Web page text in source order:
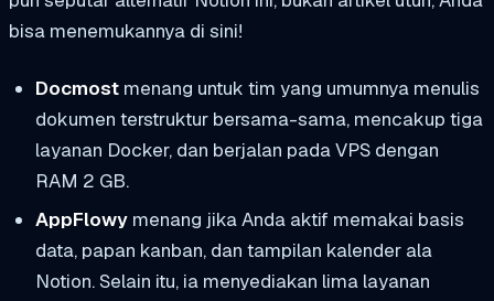
bisa menemukannya di sini!
Docmostmenang untuk tim yang umumnya menulis
dokumen terstruktur bersama-sama, mencakup tiga
layanan Docker, dan berjalan pada VPS dengan
RAM 2 GB.
AppFlowymenang jika Anda aktif memakai basis
data, papan kanban, dan tampilan kalender ala
Notion. Selain itu, ia menyediakan lima layanan